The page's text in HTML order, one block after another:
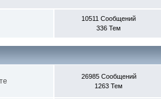
10511 Сообщений
336 Тем
26985 Сообщений
1263 Тем